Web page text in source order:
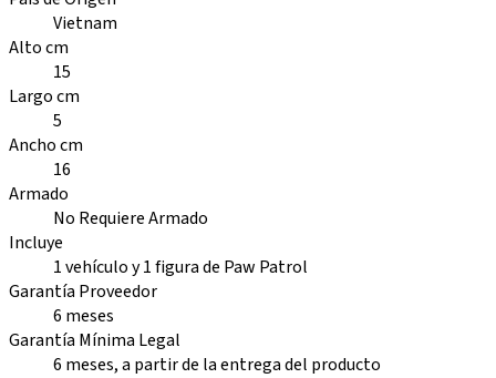
Vietnam
Alto cm
15
Largo cm
5
Ancho cm
16
Armado
No Requiere Armado
Incluye
1 vehículo y 1 figura de Paw Patrol
Garantía Proveedor
6 meses
Garantía Mínima Legal
6 meses, a partir de la entrega del producto